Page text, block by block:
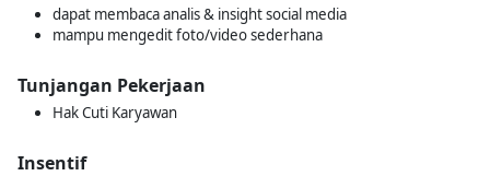
dapat membaca analis & insight social media
mampu mengedit foto/video sederhana
Tunjangan Pekerjaan
Hak Cuti Karyawan
Insentif